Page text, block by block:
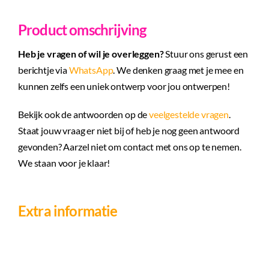
Product omschrijving
Heb je vragen of wil je overleggen?Stuur ons gerust een
berichtje viaWhatsApp. We denken graag met je mee en
kunnen zelfs een uniek ontwerp voor jou ontwerpen!
Bekijk ook de antwoorden op deveelgestelde vragen.
Staat jouw vraag er niet bij of heb je nog geen antwoord
gevonden? Aarzel niet om contact met ons op te nemen.
We staan voor je klaar!
Extra informatie